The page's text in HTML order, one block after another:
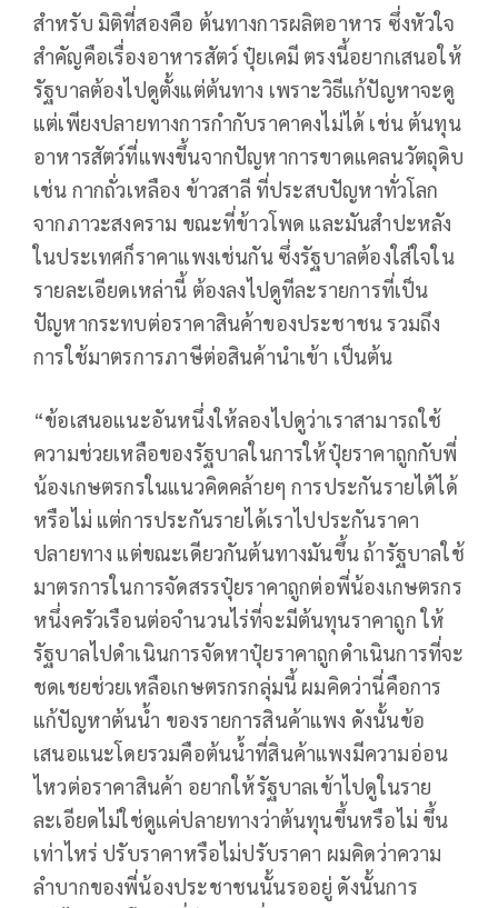
สำหรับ มิติที่สองคือ ต้นทางการผลิตอาหาร ซึ่งหัวใจ
สำคัญคือเรื่องอาหารสัตว์ ปุ๋ยเคมี ตรงนี้อยากเสนอให้
รัฐบาลต้องไปดูตั้งแต่ต้นทาง เพราะวิธีแก้ปัญหาจะดู
แต่เพียงปลายทางการกำกับราคาคงไม่ได้ เช่น ต้นทุน
อาหารสัตว์ที่แพงขึ้นจากปัญหาการขาดแคลนวัตถุดิบ
เช่น กากถั่วเหลือง ข้าวสาลี ที่ประสบปัญหาทั่วโลก
จากภาวะสงคราม ขณะที่ข้าวโพด และมันสำปะหลัง
ในประเทศก็ราคาแพงเช่นกัน ซึ่งรัฐบาลต้องใส่ใจใน
รายละเอียดเหล่านี้ ต้องลงไปดูทีละรายการที่เป็น
ปัญหากระทบต่อราคาสินค้าของประชาชน รวมถึง
การใช้มาตรการภาษีต่อสินค้านำเข้า เป็นต้น
“ข้อเสนอแนะอันหนึ่งให้ลองไปดูว่าเราสามารถใช้
ความช่วยเหลือของรัฐบาลในการให้ปุ๋ยราคาถูกกับพี่
น้องเกษตรกรในแนวคิดคล้ายๆ การประกันรายได้ได้
หรือไม่ แต่การประกันรายได้เราไปประกันราคา
ปลายทาง แต่ขณะเดียวกันต้นทางมันขึ้น ถ้ารัฐบาลใช้
มาตรการในการจัดสรรปุ๋ยราคาถูกต่อพี่น้องเกษตรกร
หนึ่งครัวเรือนต่อจำนวนไร่ที่จะมีต้นทุนราคาถูก ให้
รัฐบาลไปดำเนินการจัดหาปุ๋ยราคาถูกดำเนินการที่จะ
ชดเชยช่วยเหลือเกษตรกรกลุ่มนี้ ผมคิดว่านี่คือการ
แก้ปัญหาต้นน้ำ ของรายการสินค้าแพง ดังนั้นข้อ
เสนอแนะโดยรวมคือต้นน้ำที่สินค้าแพงมีความอ่อน
ไหวต่อราคาสินค้า อยากให้รัฐบาลเข้าไปดูในราย
ละเอียดไม่ใช่ดูแค่ปลายทางว่าต้นทุนขึ้นหรือไม่ ขึ้น
เท่าไหร่ ปรับราคาหรือไม่ปรับราคา ผมคิดว่าความ
ลำบากของพี่น้องประชาชนนั้นรออยู่ ดังนั้นการ